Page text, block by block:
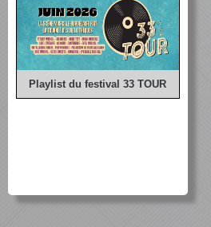
Playlist du festival 33 TOUR